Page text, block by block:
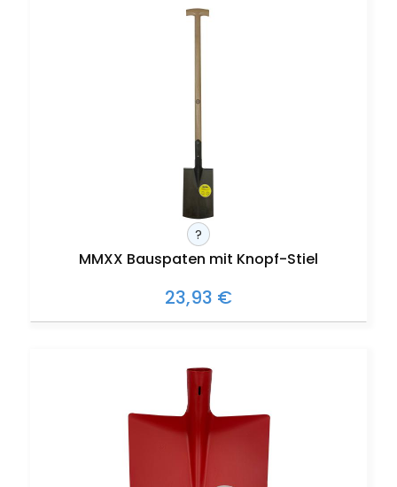
?
MMXX Bauspaten mit Knopf-Stiel
23,93 €